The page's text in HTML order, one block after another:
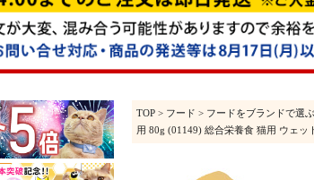
TOP > フード > フードをブランドで選
用 80g (01149) 総合栄養食 猫用 ウェッ